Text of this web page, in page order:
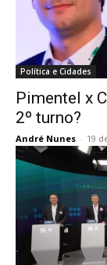
Política e Cidades
Pimentel x
2º turno?
André Nunes - 19